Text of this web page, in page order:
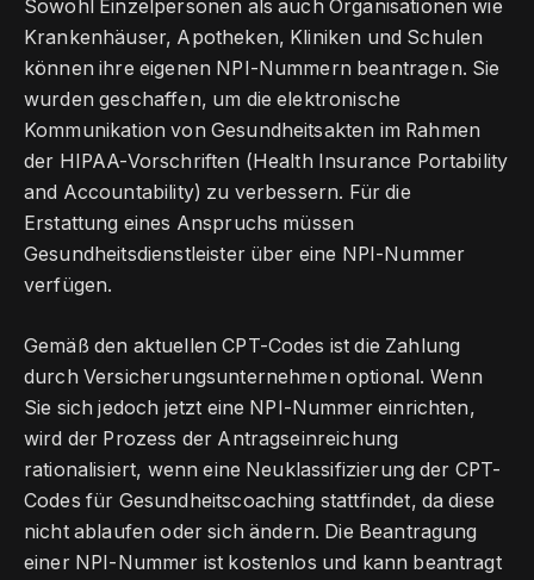
Sowohl Einzelpersonen als auch Organisationen wie
Krankenhäuser, Apotheken, Kliniken und Schulen
können ihre eigenen NPI-Nummern beantragen. Sie
wurden geschaffen, um die elektronische
Kommunikation von Gesundheitsakten im Rahmen
der HIPAA-Vorschriften (Health Insurance Portability
and Accountability) zu verbessern. Für die
Erstattung eines Anspruchs müssen
Gesundheitsdienstleister über eine NPI-Nummer
verfügen.
Gemäß den aktuellen CPT-Codes ist die Zahlung
durch Versicherungsunternehmen optional. Wenn
Sie sich jedoch jetzt eine NPI-Nummer einrichten,
wird der Prozess der Antragseinreichung
rationalisiert, wenn eine Neuklassifizierung der CPT-
Codes für Gesundheitscoaching stattfindet, da diese
nicht ablaufen oder sich ändern. Die Beantragung
einer NPI-Nummer ist kostenlos und kann beantragt